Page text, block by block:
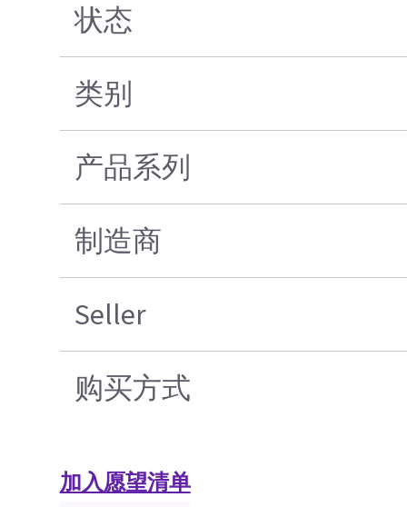
状态
类别
产品系列
制造商
Seller
购买方式
加入愿望清单